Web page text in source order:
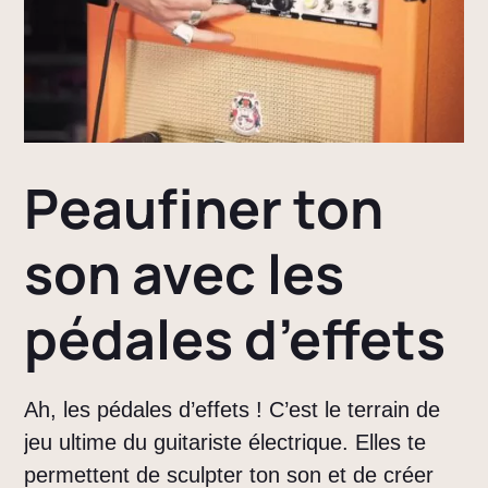
Peaufiner ton
son avec les
pédales d’effets
Ah, les pédales d’effets ! C’est le terrain de
jeu ultime du guitariste électrique. Elles te
permettent de sculpter ton son et de créer